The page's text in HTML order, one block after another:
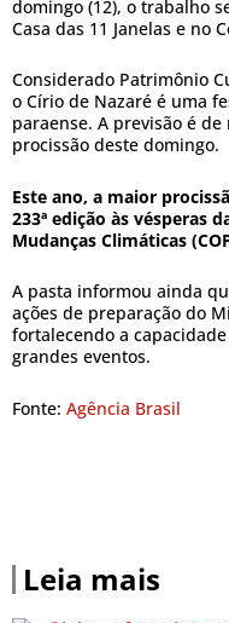
domingo (12), o trabalho
Casa das 11 Janelas e no
Considerado Patrimônio
o Círio de Nazaré é uma
paraense. A previsão é
procissão deste domingo.
Este ano, a maior
233ª edição às vésperas
Mudanças Climáticas
A pasta informou ainda
ações de preparação do
fortalecendo a
grandes eventos.
Fonte: Agência Brasil
Leia mais